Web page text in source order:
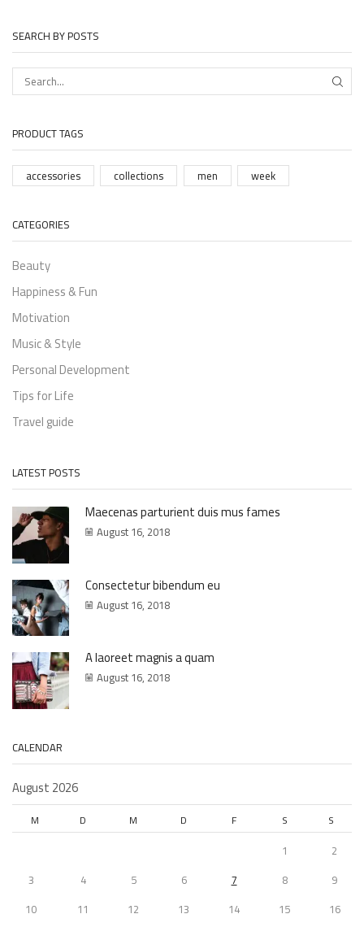
SEARCH BY POSTS
PRODUCT TAGS
accessories collections men week
CATEGORIES
Beauty
Happiness & Fun
Motivation
Music & Style
Personal Development
Tips for Life
Travel guide
LATEST POSTS
Maecenas parturient duis mus fames
August 16, 2018
Consectetur bibendum eu
August 16, 2018
A laoreet magnis a quam
August 16, 2018
CALENDAR
August 2026
M D M D F S S
1
2
3
4 5 6 7 8
9
10
11 12 13 14 15 16